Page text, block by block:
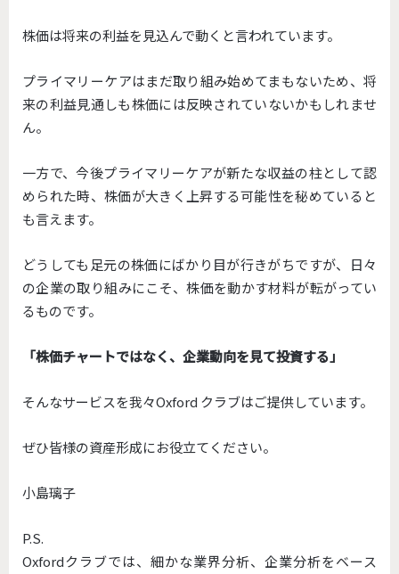
株価は将来の利益を見込んで動くと言われています。
プライマリーケアはまだ取り組み始めてまもないため、将
来の利益見通しも株価には反映されていないかもしれませ
ん。
一方で、今後プライマリーケアが新たな収益の柱として認
められた時、株価が大きく上昇する可能性を秘めていると
も言えます。
どうしても足元の株価にばかり目が行きがちですが、日々
の企業の取り組みにこそ、株価を動かす材料が転がってい
るものです。
「株価チャートではなく、企業動向を見て投資する」
そんなサービスを我々Oxford クラブはご提供しています。
ぜひ皆様の資産形成にお役立てください。
小島璃子
P.S.
Oxfordクラブでは、細かな業界分析、企業分析をベース